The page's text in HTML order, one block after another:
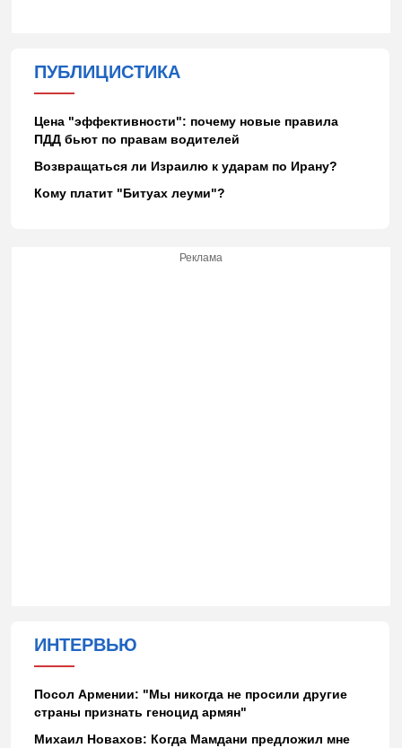
ПУБЛИЦИСТИКА
Цена "эффективности": почему новые правила
ПДД бьют по правам водителей
Возвращаться ли Израилю к ударам по Ирану?
Кому платит "Битуах леуми"?
Реклама
ИНТЕРВЬЮ
Посол Армении: "Мы никогда не просили другие
страны признать геноцид армян"
Михаил Новахов: Когда Мамдани предложил мне